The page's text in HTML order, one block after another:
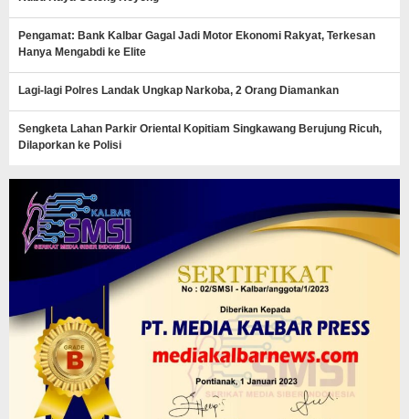
Pengamat: Bank Kalbar Gagal Jadi Motor Ekonomi Rakyat, Terkesan
Hanya Mengabdi ke Elite
Lagi-lagi Polres Landak Ungkap Narkoba, 2 Orang Diamankan
Sengketa Lahan Parkir Oriental Kopitiam Singkawang Berujung Ricuh,
Dilaporkan ke Polisi